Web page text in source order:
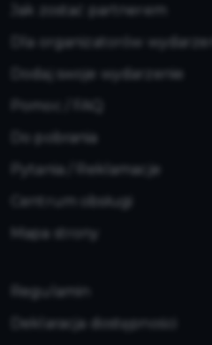
Jak zostać partnerem
Dla organizatorów wydarzeń
Dodaj swoje wydarzenie
Do pobrania
Pytania / Reklamacje
Centrum obsługi
Mapa strony
Regulamin
Deklaracja dostępności